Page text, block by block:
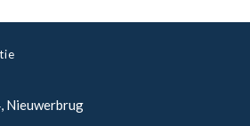
Nieuwerbrug